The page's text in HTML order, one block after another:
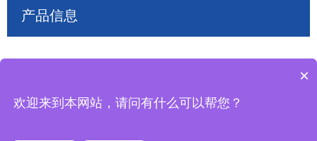
产品信息
×
欢迎来到本网站，请问有什么可以帮您？